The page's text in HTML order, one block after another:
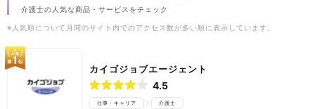
介護士の人気な商品・サービスをチェック
※人気順について月間のサイト内でのアクセス数が多い順に表示しています。
カイゴジョブエージェント
4.5
仕事・キャリア 介護士